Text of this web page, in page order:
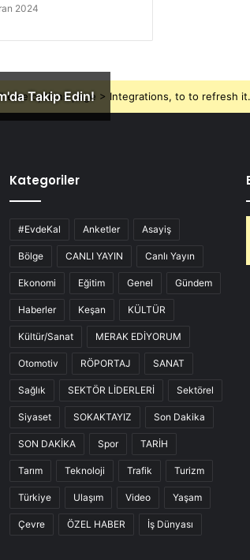
2024
Takip Edin!
options page > Integrations, to to refresh it.
Kategoriler
#EvdeKal Anketler Asayiş
Bölge CANLI YAYIN Canlı Yayın
Ekonomi Eğitim Genel Gündem
Haberler Keşan KÜLTÜR
Kültür/Sanat MERAK EDİYORUM
Otomotiv RÖPORTAJ SANAT
Sağlık SEKTÖR LİDERLERİ Sektörel
Siyaset SOKAKTAYIZ Son Dakika
SON DAKİKA Spor TARİH
Tarım Teknoloji Trafik Turizm
Türkiye Ulaşım Video Yaşam
Çevre ÖZEL HABER İş Dünyası